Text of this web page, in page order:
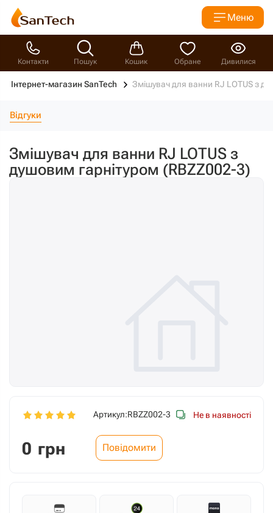
Меню
Контакти Пошук Кошик Обране Дивилися
Інтернет-магазин SanTech Змішувач для ванни RJ LOTUS з
Відгуки
Змішувач для ванни RJ LOTUS з
душовим гарнітуром (RBZZ002-3)
Артикул:RBZZ002-3 Не в наявності
0 грн Повідомити